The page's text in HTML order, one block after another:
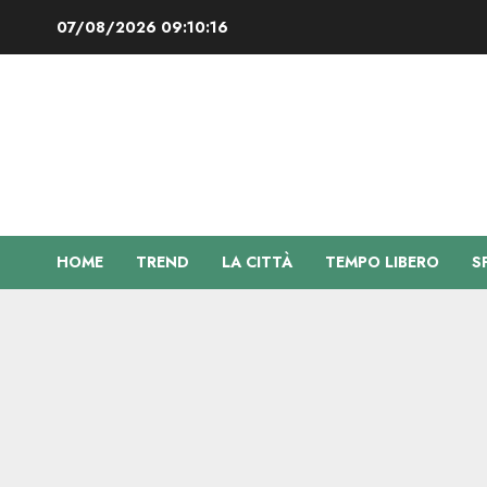
07/08/2026 09:10:16
HOME TREND LA CITTÀ TEMPO LIBERO